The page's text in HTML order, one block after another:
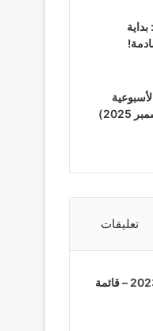
أخبار المانجا 2026: بداية
تعليقات
جميع أفلام خريف 2023 – قائمة